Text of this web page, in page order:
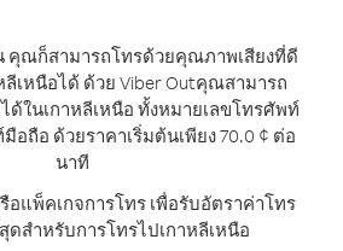
คุณก็สามารถโทรด้วยคุณภาพเสียงที่ดี
เหนือได้ ด้วย Viber Outคุณสามารถ
ด้ในเกาหลีเหนือ ทั้งหมายเลขโทรศัพท์
ถือ ด้วยราคาเริ่มต้นเพียง 70.0 ¢ ต่อ
นาที
แพ็คเกจการโทร เพื่อรับอัตราค่าโทร
สำหรับการโทรไปเกาหลีเหนือ